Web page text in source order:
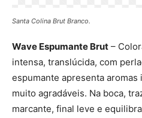
Santa Colina Brut Branco.
Wave Espumante Brut –
intensa, translúcida, com
espumante apresenta
muito agradáveis. Na boca,
marcante, final leve e